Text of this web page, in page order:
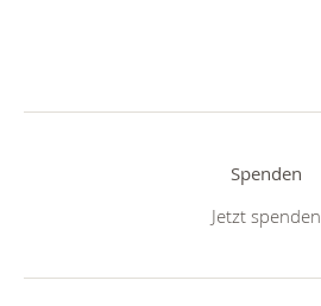
Spenden
Jetzt spenden